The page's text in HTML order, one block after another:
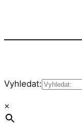
Vyhledat:
×